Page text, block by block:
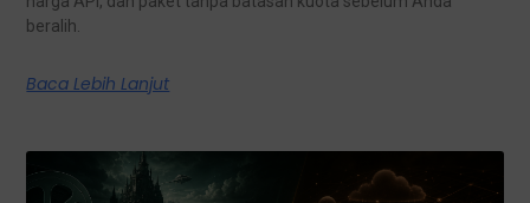
beralih.
Baca Lebih Lanjut